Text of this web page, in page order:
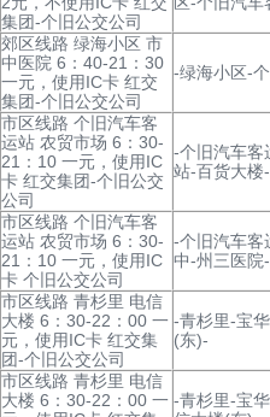
集团-个旧公交公司
郊区线路 绿海小区 市
中医院 6：40-21：30
一元，使用IC卡 红交
集团-个旧公交公司
-绿海小区-
市区线路 个旧汽车客
运站 农贸市场 6：30-
21：10 一元，使用IC
卡 红交集团-个旧公交
公司
-个旧汽车客
站-百货大楼-
市区线路 个旧汽车客
运站 农贸市场 6：30-
21：10 一元，使用IC
卡 个旧公交公司
-个旧汽车客
中-州三医院
市区线路 青杉里 电信
大楼 6：30-22：00 一
元，使用IC卡 红交集
团-个旧公交公司
-青杉里-宝
(东)-
市区线路 青杉里 电信
大楼 6：30-22：00 一 -青杉里-宝